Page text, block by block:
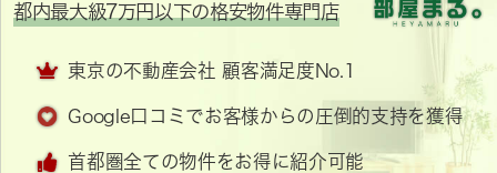
都内最大級7万円以下の格安物件専門店
東京の不動産会社 顧客満足度No.1
Google口コミでお客様からの圧倒的支持を獲得
首都圏全ての物件をお得に紹介可能